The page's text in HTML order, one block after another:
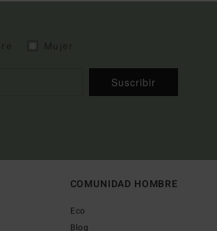
Suscribir
COMUNIDAD HOMBRE
Eco
Blog